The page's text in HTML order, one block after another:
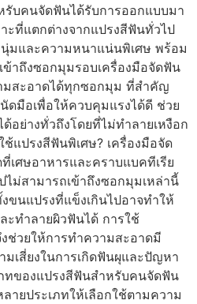
รับคนจัดฟันได้รับการออกแบบมา
ะที่แตกต่างจากแปรงสีฟันทั่วไป
มและความหนาแน่นพิเศษ พร้อม
าถึงซอกมุมรอบเครื่องมือจัดฟัน
มสะอาดได้ทุกซอกมุม ที่สำคัญ
มือเพื่อให้ควบคุมแรงได้ดี ช่วย
อย่างทั่วถึงโดยที่ไม่ทำลายเหงือก
แปรงสีฟันพิเศษ? เครื่องมือจัด
ศษอาหารและคราบแบคทีเรีย
ไม่สามารถเข้าถึงซอกมุมเหล่านี้
ขนแปรงที่แข็งเกินไปอาจทำให้
ะทำลายผิวฟันได้ การใช้
ช่วยให้การทำความสะอาดมี
เสี่ยงในการเกิดฟันผุและปัญหา
ทของแปรงสีฟันสำหรับคนจัดฟัน
ยประเภทให้เลือกใช้ตามความ